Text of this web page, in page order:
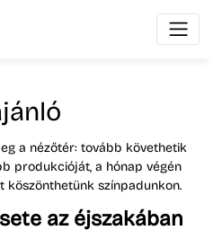
a nézőtér: tovább követhetik
produkcióját, a hónap végén
köszönthetünk színpadunkon.
az éjszakában